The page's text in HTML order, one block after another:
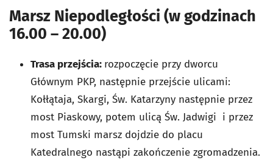
Marsz Niepodległości (w godzinach
16.00 – 20.00)
Trasa przejścia: rozpoczęcie przy dworcu
Głównym PKP, następnie przejście ulicami:
Kołłątaja, Skargi, Św. Katarzyny następnie przez
most Piaskowy, potem ulicą Św. Jadwigi i przez
most Tumski marsz dojdzie do placu
Katedralnego nastąpi zakończenie zgromadzenia.